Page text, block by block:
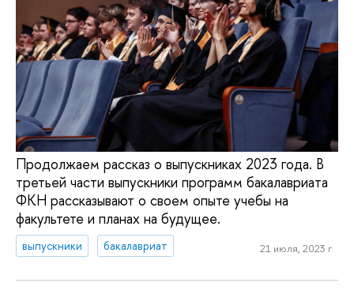
Продолжаем рассказ о выпускниках 2023 года. В
третьей части выпускники программ бакалавриата
ФКН рассказывают о своем опыте учебы на
факультете и планах на будущее.
выпускники бакалавриат 21 июля, 2023 г.